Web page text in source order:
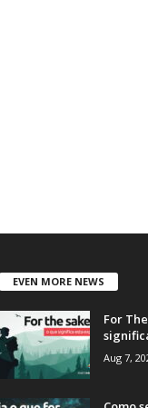
EVEN MORE NEWS
For
Aug 7,